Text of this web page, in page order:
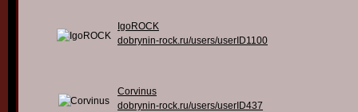
IgoROCK
dobrynin-rock.ru/users/userID1100
Corvinus
dobrynin-rock.ru/users/userID437